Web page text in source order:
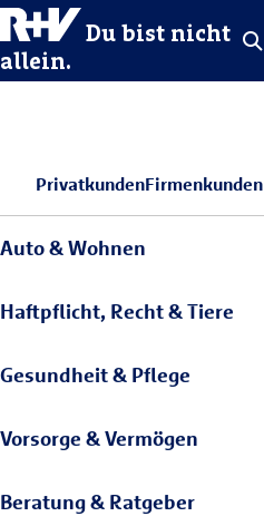
Du bist nicht
allein.
PrivatkundenFirmenkunden
Auto & Wohnen
Haftpflicht, Recht & Tiere
Gesundheit & Pflege
Vorsorge & Vermögen
Beratung & Ratgeber